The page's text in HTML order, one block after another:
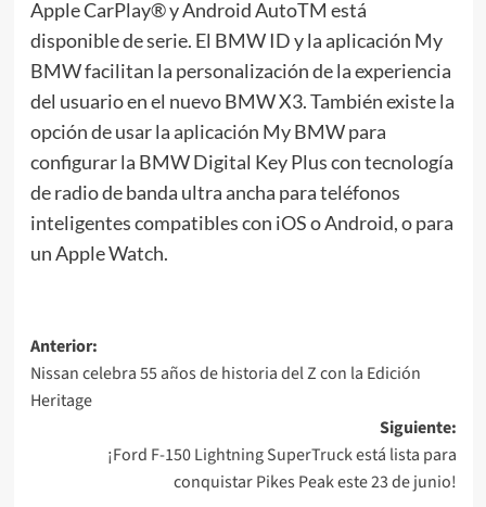
Apple CarPlay® y Android AutoTM está
disponible de serie. El BMW ID y la aplicación My
BMW facilitan la personalización de la experiencia
del usuario en el nuevo BMW X3. También existe la
opción de usar la aplicación My BMW para
configurar la BMW Digital Key Plus con tecnología
de radio de banda ultra ancha para teléfonos
inteligentes compatibles con iOS o Android, o para
un Apple Watch.
Navegación
de
entradas
Anterior:
Nissan celebra 55 años de historia del Z con la Edición
Heritage
Siguiente:
¡Ford F-150 Lightning SuperTruck está lista para
conquistar Pikes Peak este 23 de junio!